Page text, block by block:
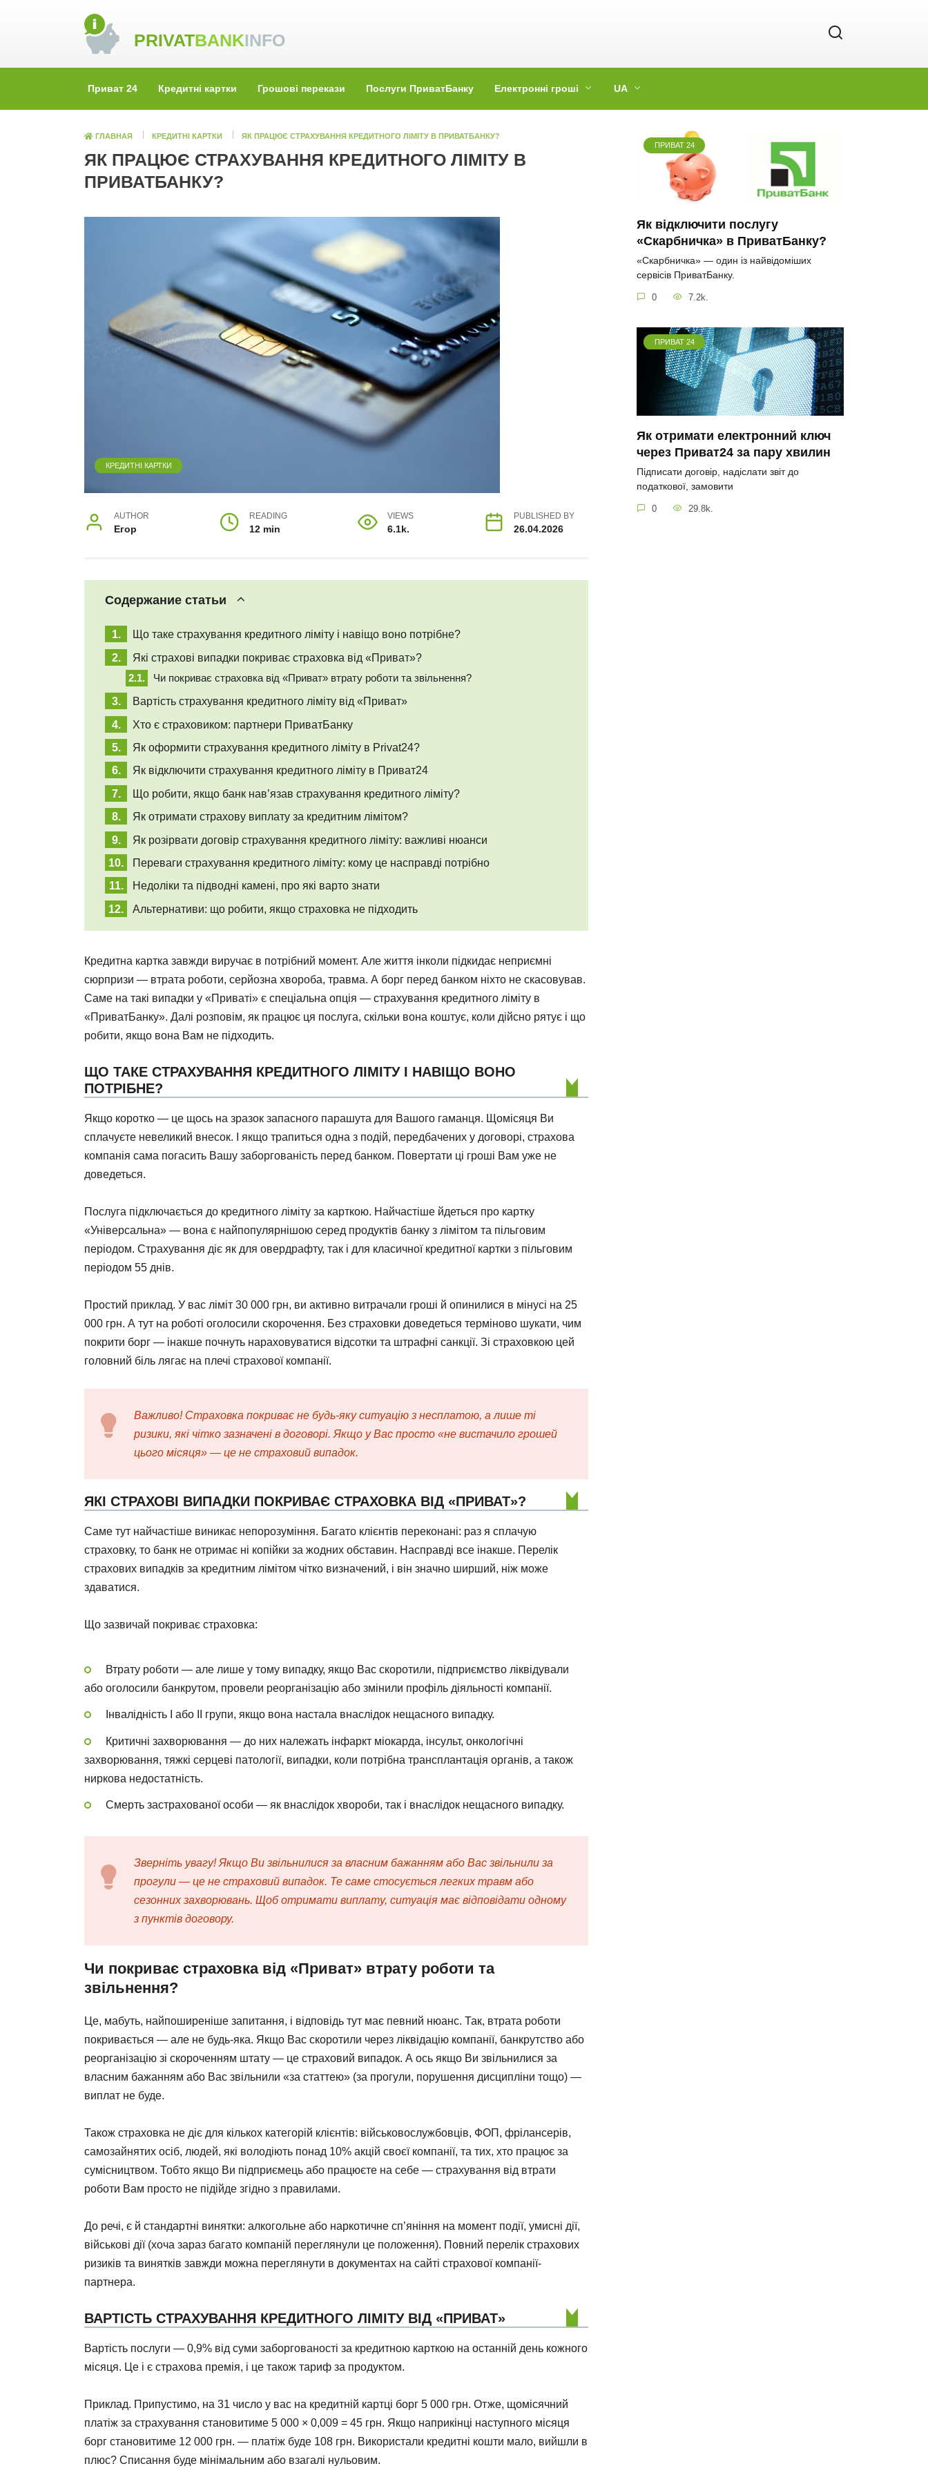
PRIVATBANKINFO
Приват 24 Кредитні картки Грошові перекази Послуги ПриватБанку Електронні гроші UA
ГЛАВНАЯ КРЕДИТНІ КАРТКИ ЯК ПРАЦЮЄ СТРАХУВАННЯ КРЕДИТНОГО ЛІМІТУ В ПРИВАТБАНКУ?
ЯК ПРАЦЮЄ СТРАХУВАННЯ КРЕДИТНОГО ЛІМІТУ В
ПРИВАТБАНКУ?
КРЕДИТНІ КАРТКИ
AUTHOR
Егор
READING
12 min
VIEWS
6.1k.
PUBLISHED BY
26.04.2026
Содержание статьи
Що таке страхування кредитного ліміту і навіщо воно потрібне?
Які страхові випадки покриває страховка від «Приват»?
Чи покриває страховка від «Приват» втрату роботи та звільнення?
Вартість страхування кредитного ліміту від «Приват»
Хто є страховиком: партнери ПриватБанку
Як оформити страхування кредитного ліміту в Privat24?
Як відключити страхування кредитного ліміту в Приват24
Що робити, якщо банк нав’язав страхування кредитного ліміту?
Як отримати страхову виплату за кредитним лімітом?
Як розірвати договір страхування кредитного ліміту: важливі нюанси
Переваги страхування кредитного ліміту: кому це насправді потрібно
Недоліки та підводні камені, про які варто знати
Альтернативи: що робити, якщо страховка не підходить
Кредитна картка завжди виручає в потрібний момент. Але життя інколи підкидає неприємні
сюрпризи — втрата роботи, серйозна хвороба, травма. А борг перед банком ніхто не скасовував.
Саме на такі випадки у «Приваті» є спеціальна опція — страхування кредитного ліміту в
«ПриватБанку». Далі розповім, як працює ця послуга, скільки вона коштує, коли дійсно рятує і що
робити, якщо вона Вам не підходить.
ЩО ТАКЕ СТРАХУВАННЯ КРЕДИТНОГО ЛІМІТУ І НАВІЩО ВОНО
ПОТРІБНЕ?
Якщо коротко — це щось на зразок запасного парашута для Вашого гаманця. Щомісяця Ви
сплачуєте невеликий внесок. І якщо трапиться одна з подій, передбачених у договорі, страхова
компанія сама погасить Вашу заборгованість перед банком. Повертати ці гроші Вам уже не
доведеться.
Послуга підключається до кредитного ліміту за карткою. Найчастіше йдеться про картку
«Універсальна» — вона є найпопулярнішою серед продуктів банку з лімітом та пільговим
періодом. Страхування діє як для овердрафту, так і для класичної кредитної картки з пільговим
періодом 55 днів.
Простий приклад. У вас ліміт 30 000 грн, ви активно витрачали гроші й опинилися в мінусі на 25
000 грн. А тут на роботі оголосили скорочення. Без страховки доведеться терміново шукати, чим
покрити борг — інакше почнуть нараховуватися відсотки та штрафні санкції. Зі страховкою цей
головний біль лягає на плечі страхової компанії.
Важливо! Страховка покриває не будь-яку ситуацію з несплатою, а лише ті
ризики, які чітко зазначені в договорі. Якщо у Вас просто «не вистачило грошей
цього місяця» — це не страховий випадок.
ЯКІ СТРАХОВІ ВИПАДКИ ПОКРИВАЄ СТРАХОВКА ВІД «ПРИВАТ»?
Саме тут найчастіше виникає непорозуміння. Багато клієнтів переконані: раз я сплачую
страховку, то банк не отримає ні копійки за жодних обставин. Насправді все інакше. Перелік
страхових випадків за кредитним лімітом чітко визначений, і він значно ширший, ніж може
здаватися.
Що зазвичай покриває страховка:
Втрату роботи — але лише у тому випадку, якщо Вас скоротили, підприємство ліквідували
або оголосили банкрутом, провели реорганізацію або змінили профіль діяльності компанії.
Інвалідність I або II групи, якщо вона настала внаслідок нещасного випадку.
Критичні захворювання — до них належать інфаркт міокарда, інсульт, онкологічні
захворювання, тяжкі серцеві патології, випадки, коли потрібна трансплантація органів, а також
ниркова недостатність.
Смерть застрахованої особи — як внаслідок хвороби, так і внаслідок нещасного випадку.
Зверніть увагу! Якщо Ви звільнилися за власним бажанням або Вас звільнили за
прогули — це не страховий випадок. Те саме стосується легких травм або
сезонних захворювань. Щоб отримати виплату, ситуація має відповідати одному
з пунктів договору.
Чи покриває страховка від «Приват» втрату роботи та
звільнення?
Це, мабуть, найпоширеніше запитання, і відповідь тут має певний нюанс. Так, втрата роботи
покривається — але не будь-яка. Якщо Вас скоротили через ліквідацію компанії, банкрутство або
реорганізацію зі скороченням штату — це страховий випадок. А ось якщо Ви звільнилися за
власним бажанням або Вас звільнили «за статтею» (за прогули, порушення дисципліни тощо) —
виплат не буде.
Також страховка не діє для кількох категорій клієнтів: військовослужбовців, ФОП, фрілансерів,
самозайнятих осіб, людей, які володіють понад 10% акцій своєї компанії, та тих, хто працює за
сумісництвом. Тобто якщо Ви підприємець або працюєте на себе — страхування від втрати
роботи Вам просто не підійде згідно з правилами.
До речі, є й стандартні винятки: алкогольне або наркотичне сп’яніння на момент події, умисні дії,
військові дії (хоча зараз багато компаній переглянули це положення). Повний перелік страхових
ризиків та винятків завжди можна переглянути в документах на сайті страхової компанії-
партнера.
ВАРТІСТЬ СТРАХУВАННЯ КРЕДИТНОГО ЛІМІТУ ВІД «ПРИВАТ»
Вартість послуги — 0,9% від суми заборгованості за кредитною карткою на останній день кожного
місяця. Це і є страхова премія, і це також тариф за продуктом.
Приклад. Припустимо, на 31 число у вас на кредитній картці борг 5 000 грн. Отже, щомісячний
платіж за страхування становитиме 5 000 × 0,009 = 45 грн. Якщо наприкінці наступного місяця
борг становитиме 12 000 грн. — платіж буде 108 грн. Використали кредитні кошти мало, вийшли в
плюс? Списання буде мінімальним або взагалі нульовим.
ПРИВАТ 24
Як відключити послугу
«Скарбничка» в ПриватБанку?
«Скарбничка» — один із найвідоміших
сервісів ПриватБанку.
0 7.2k.
ПРИВАТ 24
Як отримати електронний ключ
через Приват24 за пару хвилин
Підписати договір, надіслати звіт до
податкової, замовити
0 29.8k.